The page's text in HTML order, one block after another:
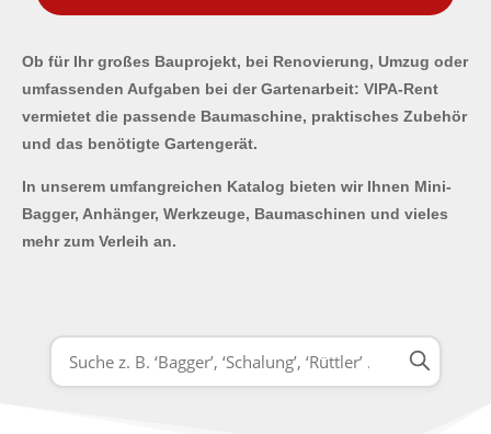
Ob für Ihr großes Bauprojekt, bei Renovierung, Umzug oder
umfassenden Aufgaben bei der Gartenarbeit: VIPA-Rent
vermietet die passende Baumaschine, praktisches Zubehör
und das benötigte Gartengerät.
In unserem umfangreichen Katalog bieten wir Ihnen Mini-
Bagger, Anhänger, Werkzeuge, Baumaschinen und vieles
mehr zum Verleih an.